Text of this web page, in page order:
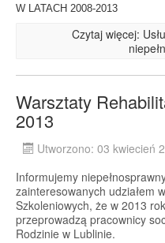
W LATACH 2008-2013
Czytaj więcej:
Warsztaty
2013
Utworzono: 03 kwiecień
Informujemy
zainteresowanych udziałem
Szkoleniowych, że w 2013
przeprowadzą pracownicy
Rodzinie w Lublinie.